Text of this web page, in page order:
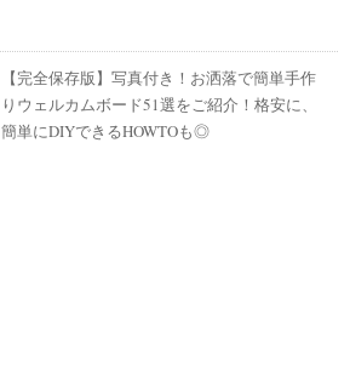
【完全保存版】写真付き！お洒落で簡単手作
りウェルカムボード51選をご紹介！格安に、
簡単にDIYできるHOWTOも◎